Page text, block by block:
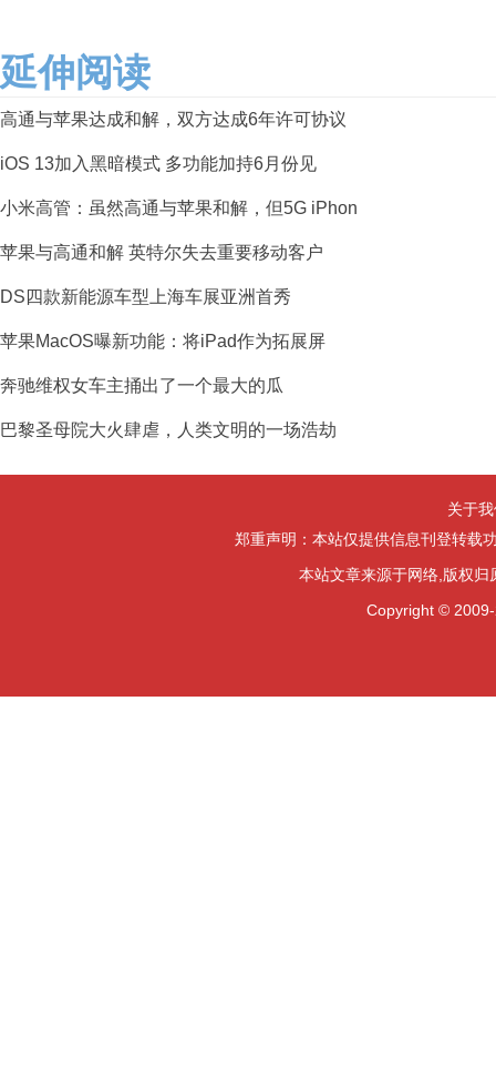
延伸阅读
高通与苹果达成和解，双方达成6年许可协议
iOS 13加入黑暗模式 多功能加持6月份见
小米高管：虽然高通与苹果和解，但5G iPhon
苹果与高通和解 英特尔失去重要移动客户
DS四款新能源车型上海车展亚洲首秀
苹果MacOS曝新功能：将iPad作为拓展屏
奔驰维权女车主捅出了一个最大的瓜
巴黎圣母院大火肆虐，人类文明的一场浩劫
关于
郑重声明：本站仅提供信息刊登转载
本站文章来源于网络,版权
Copyright ©